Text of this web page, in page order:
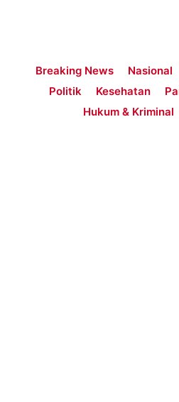
Breaking News Nasional
Politik
Kesehatan
Hukum & Kriminal